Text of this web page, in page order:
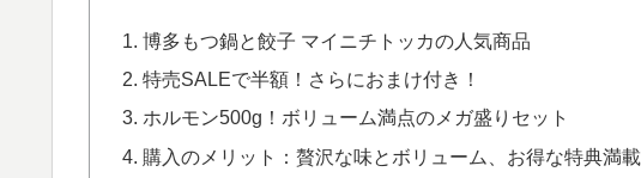
博多もつ鍋と餃子 マイニチトッカの人気商品
特売SALEで半額！さらにおまけ付き！
ホルモン500g！ボリューム満点のメガ盛りセット
購入のメリット：贅沢な味とボリューム、お得な特典満載